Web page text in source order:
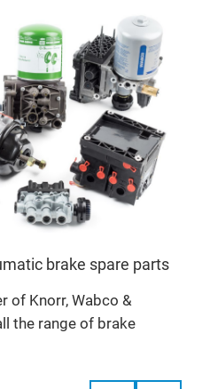
brake spare parts
of Knorr, Wabco &
the range of brake